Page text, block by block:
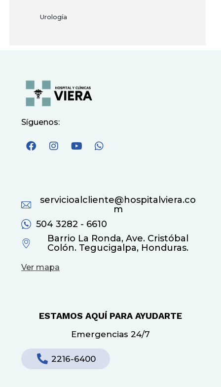
Urología
Síguenos:
servicioalcliente@hospitalviera.co
m
504 3282 - 6610
Barrio La Ronda, Ave. Cristóbal
Colón. Tegucigalpa, Honduras.
Ver mapa
ESTAMOS AQUÍ PARA AYUDARTE
Emergencias 24/7
2216-6400